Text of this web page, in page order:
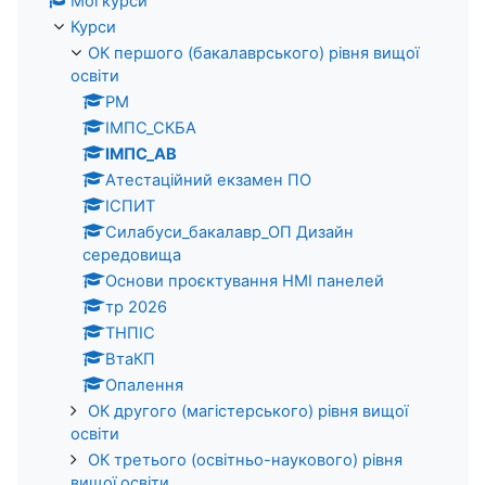
Курси
ОК першого (бакалаврського) рівня вищої
освіти
PM
ІМПС_СКБА
ІМПС_АВ
Атестаційний екзамен ПО
ІСПИТ
Силабуси_бакалавр_ОП Дизайн
середовища
Основи проєктування HMI панелей
тр 2026
ТНПІС
ВтаКП
Опалення
ОК другого (магістерського) рівня вищої
освіти
ОК третього (освітньо-наукового) рівня